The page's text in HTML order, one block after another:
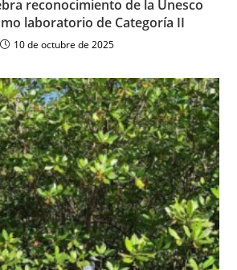
reconocimiento de la Unesco
laboratorio de Categoría II
10 de octubre de 2025